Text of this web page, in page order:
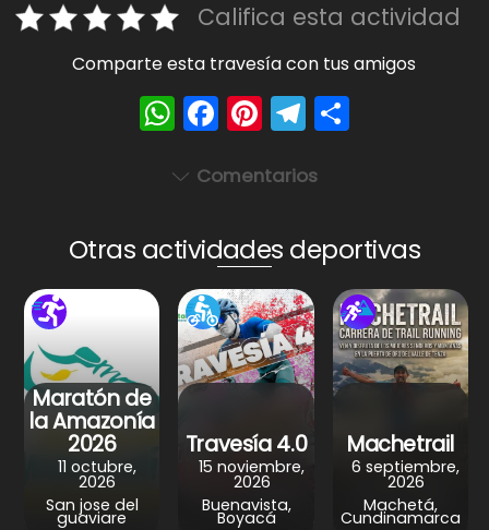
Califica esta actividad
Comparte esta travesía con tus amigos
W
h
a
A
p
p
F
a
c
b
o
o
k
Pi
nt
er
st
T
el
e
a
m
Comentarios
Otras actividades deportivas
Maratón de
la Amazonía
2026
11 octubre,
2026
San jose del
guaviare
Travesía 4.0
15 noviembre,
2026
Buenavista,
Boyacá
Machetrail
6 septiembre,
2026
Machetá,
Cundinamarca